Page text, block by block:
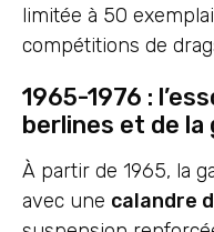
limitée à 50
compétitions de
1965-1976 :
berlines et de la
À partir de 1965, la
avec une calandre